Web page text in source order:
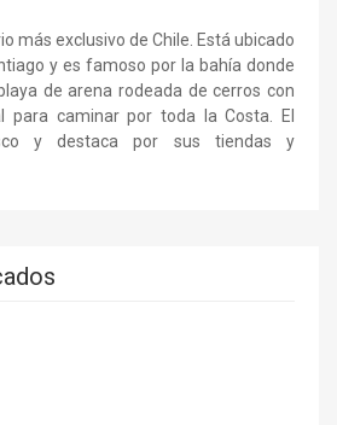
más exclusivo de Chile. Está ubicado
y es famoso por la bahía donde
de arena rodeada de cerros con
para caminar por toda la Costa. El
y destaca por sus tiendas y